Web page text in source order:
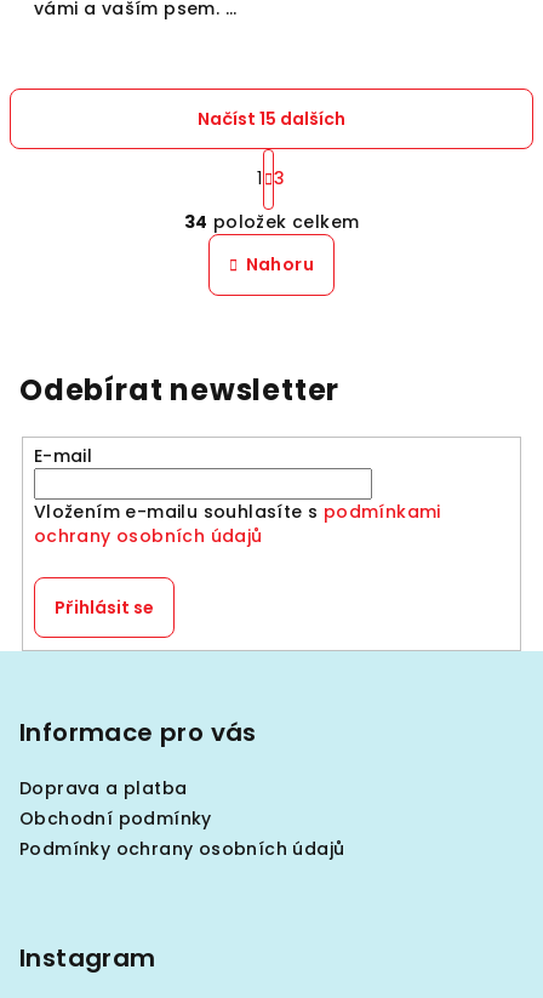
vámi a vaším psem. ...
O
v
l
á
c
í
k
i
Načíst 15 dalších
S
t
r
á
n
k
o
í
1 3
34 položek celkem
Nahoru
Odebírat newsletter
E-mail
Vložením e-mailu souhlasíte s podmínkami
ochrany osobních údajů
Přihlásit se
Informace pro vás
Doprava a platba
Obchodní podmínky
Podmínky ochrany osobních údajů
Instagram